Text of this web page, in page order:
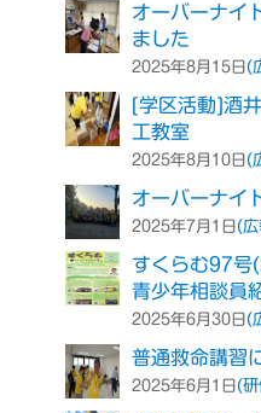
オーバーナイ
ました
2025年8月15日(
[学区活動]酒
工教室
2025年8月10日(
オーバーナイ
2025年7月1日(
すくらむ97
青少年相談員
2025年6月30日(
普通救命講習
2025年6月1日(